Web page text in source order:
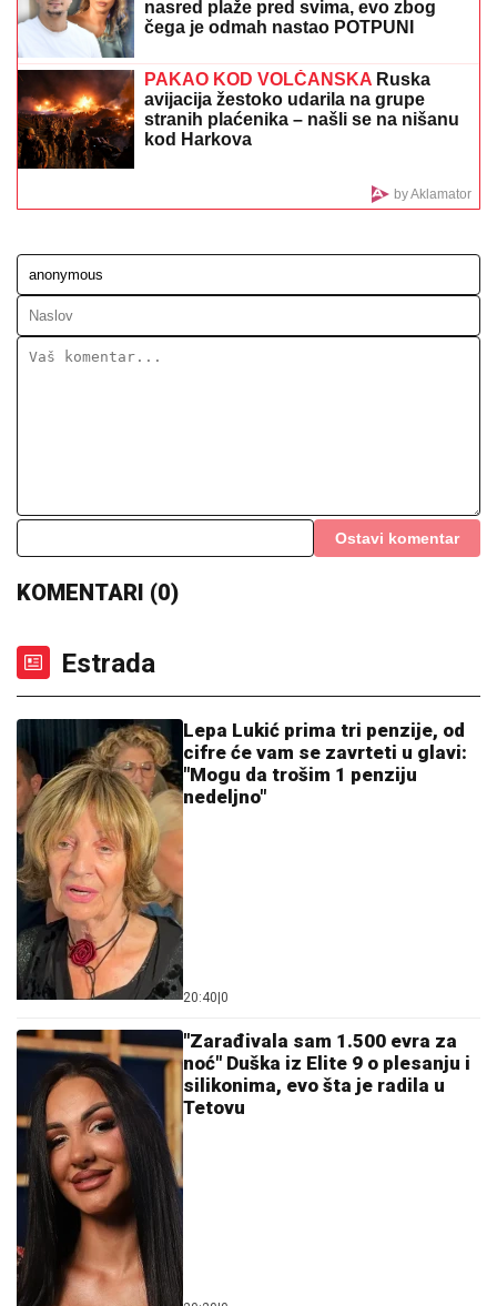
MINA NAUMOVIĆ PROGOVORILA O PREVARI!
Ognjena Amidžića dobila škakljivo pitanje, pa iskreno
MILICA NAMAMILA PEKARA (73)
ZVERSKI MUČILA DO SMRTI!
Karaburmi koji LEDE KRV: Izdahnuo u
osumnjičeni pljačkali
sina, roditelji dali ime sa MOĆNIM
BELI KOVČEG I BELI KRST ZA
prijatelji ispratili na kremaciju Ruskinju ubijenu u
Borči (FOTO)
(FOTO, VIDEO) OVO JE ZORAN
OSUMNJIČEN ZA UBISTVO SVOJE
MAJKE NA NOVOM BEOGRADU!
Policija ga izvela bosog, KRVAVIH
nogu sa lisicama na rukama, ušao u
kola Hitne pomoći
PREMINUO MUŠKARAC NA BAZENU
NA
KOŠUTNjAKU: Hitna pomoć
odmah reagovala
RAZVELA SE OD KOLEGE I PROCVETALA
u vrtoglavim štiklama i haljini pripijenoj uz telo
pokazala figuru nakon dva porođaj (Foto)
DRAMA NA ADI BOJANI!
se SUOČILI NA MORU: Posvađali se
nasred plaže pred svima, evo zbog